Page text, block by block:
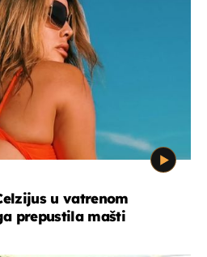
u vatrenom
prepustila mašti